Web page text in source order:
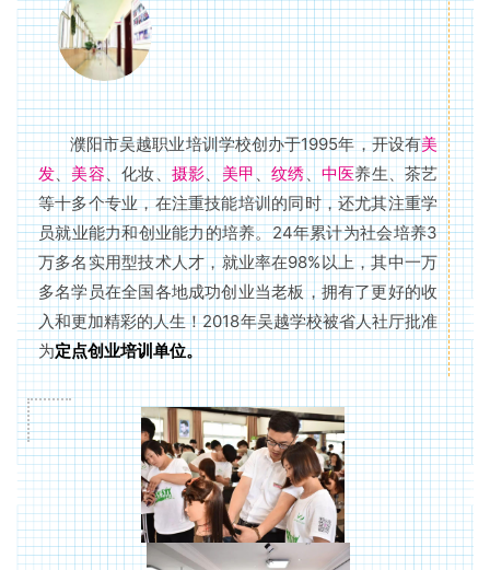
濮阳市吴越职业培训学校创办于1995年，开设有美
发
美容 、化妆、 摄影 美甲 、纹绣 中医养生、茶艺
等十多个专业，在注重技能培训的同时，还尤其注重学
员就业能力和创业能力的培养。24年累计为社会培养3
万多名实用型技术人才，就业率在98%以上，其中一万
多名学员在全国各地成功创业当老板，拥有了更好的收
入和更加精彩的人生！2018年吴越学校被省人社厅批准
为定点创业培训单位。